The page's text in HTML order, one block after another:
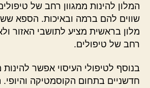
המלון להינות ממגוון רחב של
שווים להם ברמה ובאיכות. הספא
מלון בראשית מציע לתושבי האזור
רחב של טיפולים.
בנוסף לטיפולי העיסוי אפשר להינות
חדשניים בתחום הקוסמטיקה